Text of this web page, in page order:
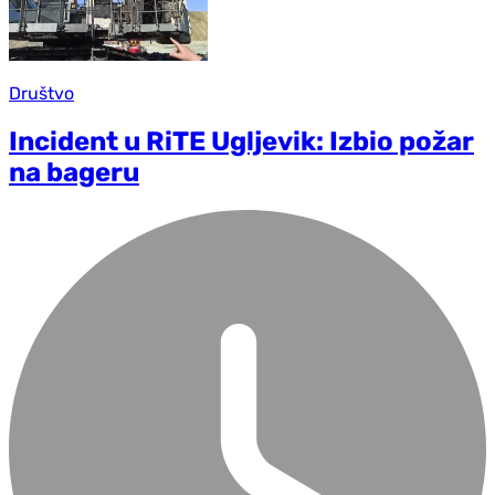
Društvo
Incident u RiTE Ugljevik: Izbio požar
na bageru